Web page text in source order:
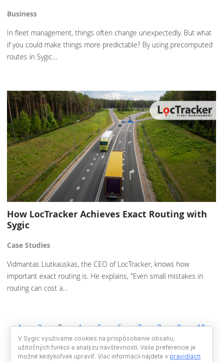
Business
In fleet management, things often change unexpectedly. But what
if you could make things more predictable? By using precomputed
routes in Sygic…
How LocTracker Achieves Exact Routing with
Sygic
Case Studies
Vidmantas Liutkauskas, the CEO of LocTracker, knows how
important exact routing is. He explains, "Even small mistakes in
routing can cost a…
1 2 3 4 5 6 7 8 9
10
11
12 13
V Sygic využívame cookies na prispôsobenie obsahu,
užitočných funkcii a analýzu návštevnosti. Vaše preferencie je
možné kedykoľvek upraviť. Viac informácií nájdete v pravidlách